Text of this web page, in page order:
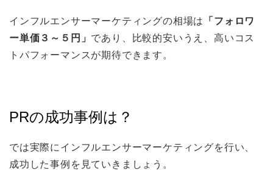
インフルエンサーマーケティングの相場は
「フォロワ
ー単価３～５円」 であり、比較的安いうえ、高いコス
トパフォーマンスが期待できます。
PRの成功事例は？
では実際にインフルエンサーマーケティングを行い、
成功した事例を見ていきましょう。